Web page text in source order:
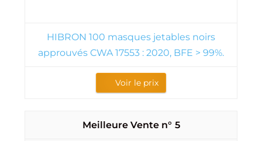
HIBRON 100 masques jetables noirs
approuvés CWA 17553 : 2020, BFE > 99%.
Voir le prix
5